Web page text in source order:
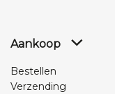
Aankoop
Bestellen
Verzending